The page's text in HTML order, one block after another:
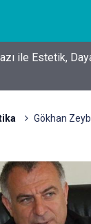
ile Estetik,
Gökhan